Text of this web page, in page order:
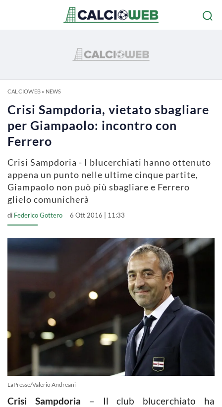
CALCIOWEB» NEWS
Crisi Sampdoria, vietato sbagliare
per Giampaolo: incontro con
Ferrero
Crisi Sampdoria - I blucerchiati hanno ottenuto
appena un punto nelle ultime cinque partite,
Giampaolo non può più sbagliare e Ferrero
glielo comunicherà
di Federico Gottero 6 Ott 2016 | 11:33
LaPresse/Valerio Andreani
Crisi Sampdoria – Il club blucerchiato ha